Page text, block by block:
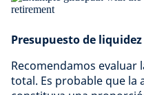
Presupuesto de liquidez
Recomendamos evaluar
total. Es probable que la